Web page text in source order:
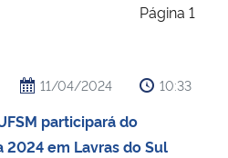
Página 1
11/04/2024 10:33
participará do
2024 em Lavras do Sul